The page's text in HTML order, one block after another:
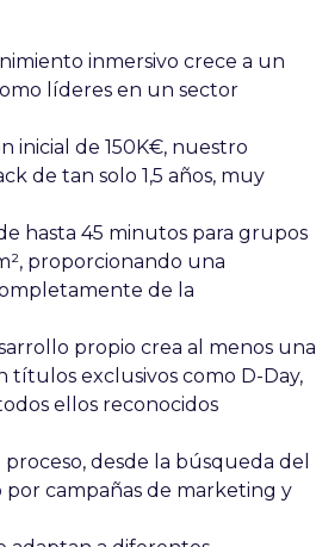
inmersivo crece a un
líderes en un sector
inicial de 150K€, nuestro
de tan solo 1,5 años, muy
hasta 45 minutos para grupos
proporcionando una
de la
propio crea al menos una
títulos exclusivos como D-Day,
ellos reconocidos
desde la búsqueda del
por campañas de marketing y